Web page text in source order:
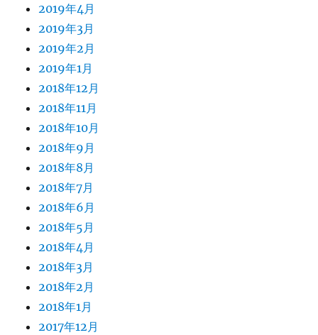
2019年4月
2019年3月
2019年2月
2019年1月
2018年12月
2018年11月
2018年10月
2018年9月
2018年8月
2018年7月
2018年6月
2018年5月
2018年4月
2018年3月
2018年2月
2018年1月
2017年12月